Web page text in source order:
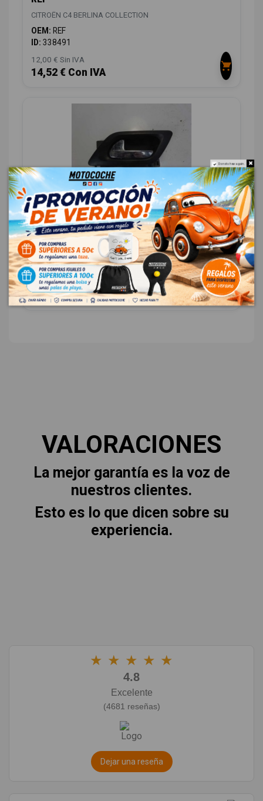
CITROËN C4 BERLINA COLLECTION
OEM: REF
ID: 338491
12,00 € Sin IVA
14,52 € Con IVA
MANETA INTERIOR TRASERA IZQUIERDA
9143J9
CITROËN C4 BERLINA COLLECTION
OEM:9143J9
ID:564811
12,00 € Sin IVA
14,52 € Con IVA
VALORACIONES
La mejor garantía es la voz de
nuestros clientes.
Esto es lo que dicen sobre su
experiencia.
★ ★ ★ ★ ★
4.8
Excelente
(4681 reseñas)
Dejar una reseña
Do not show again.